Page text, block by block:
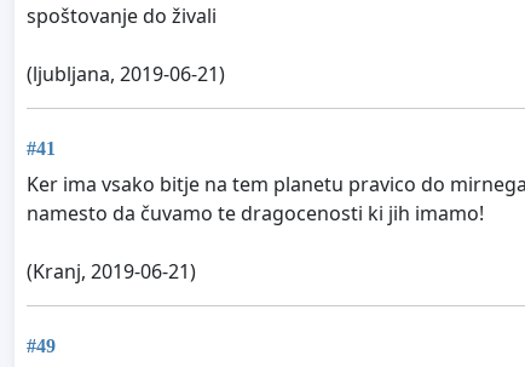
spoštovanje do živali
(ljubljana, 2019-06-21)
#41
Ker ima vsako bitje na tem planetu pravico do
namesto da čuvamo te dragocenosti ki jih imamo!
(Kranj, 2019-06-21)
#49